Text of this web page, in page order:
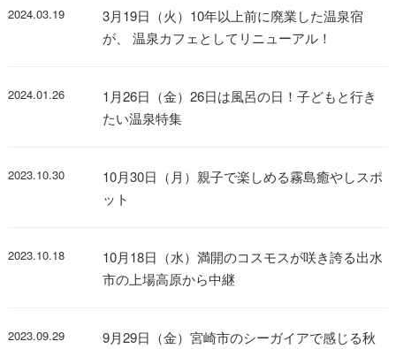
2024.03.19
3月19日（火）10年以上前に廃業した温泉宿
が、 温泉カフェとしてリニューアル！
2024.01.26
1月26日（金）26日は風呂の日！子どもと行き
たい温泉特集
2023.10.30
10月30日（月）親子で楽しめる霧島癒やしスポ
ット
2023.10.18
10月18日（水）満開のコスモスが咲き誇る出水
市の上場高原から中継
2023.09.29
9月29日（金）宮崎市のシーガイアで感じる秋